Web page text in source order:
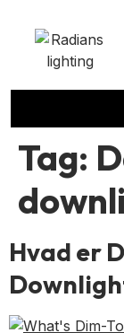
Tag:
Hvad er